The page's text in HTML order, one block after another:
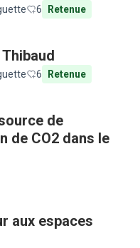
6 Retenue
6 Retenue
de
de CO2 dans le
aux espaces